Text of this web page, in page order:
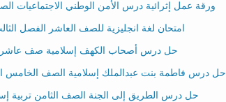
ورقة عمل إثرائية درس الأمن الوطني الاجتماعيات
امتحان لغة انجليزية للصف العاشر الفصل
حل درس أصحاب الكهف إسلامية صف عاشر
حل درس فاطمة بنت عبدالملك إسلامية الصف الخامس
حل درس الطريق إلى الجنة الصف الثامن تربية